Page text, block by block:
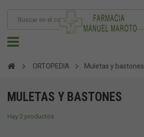
ORTOPEDIA Muletas y bastones
MULETAS Y BASTONES
Hay 2 productos.